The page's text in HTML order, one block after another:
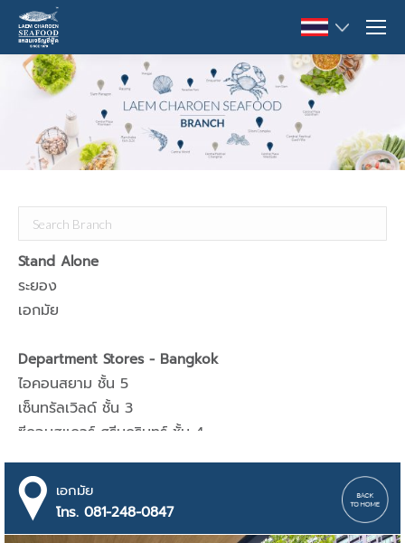
Stand Alone
ระยอง
เอกมัย
Department Stores - Bangkok
ไอคอนสยาม ชั้น 5
เซ็นทรัลเวิลด์ ชั้น 3
ซีคอนสแควร์​ ศรีนครินทร์ ชั้น 4
เซ็นทรัล บางนา ชั้น 5
ลิตเติ้ล วอล์ค พรานนก
ฟิวเจอร์ฟาร์ค รังสิต ชั้น B
เซ็นทรัล ปิ่นเกล้า ชั้น G
เอกมัย
โทร. 081-248-0847